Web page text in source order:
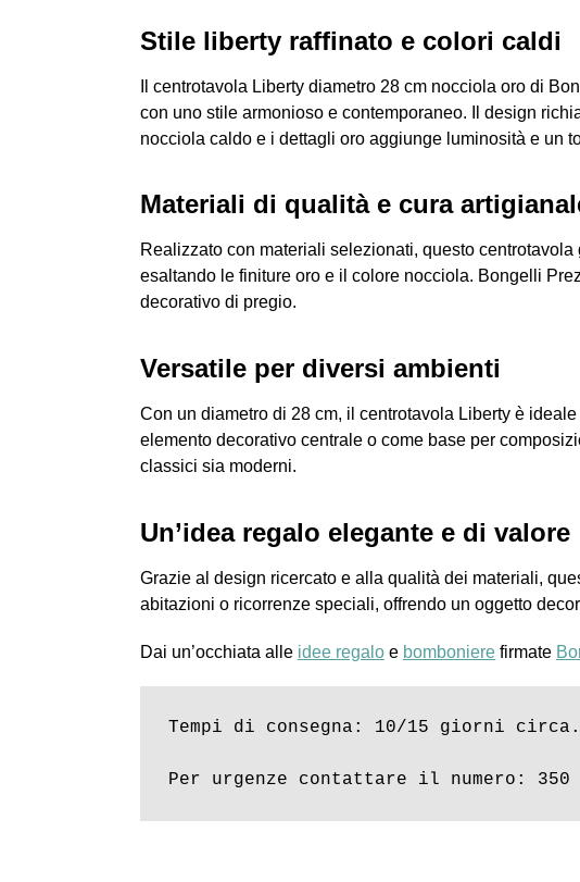
Stile liberty raffinato e colori caldi
Il centrotavola Liberty diametro 28 cm nocciola oro di
con uno stile armonioso e contemporaneo. Il design
nocciola caldo e i dettagli oro aggiunge luminosità e un
Materiali di qualità e cura
Realizzato con materiali selezionati, questo
esaltando le finiture oro e il colore nocciola. Bongelli
decorativo di pregio.
Versatile per diversi ambienti
Con un diametro di 28 cm, il centrotavola Liberty è
elemento decorativo centrale o come base per
classici sia moderni.
Un’idea regalo elegante e di valore
Grazie al design ricercato e alla qualità dei materiali,
abitazioni o ricorrenze speciali, offrendo un oggetto
Dai un’occhiata alle idee regaloe bombonierefirmate
Tempi di consegna: 10/15 giorni circa.
Per urgenze contattare il numero: 350